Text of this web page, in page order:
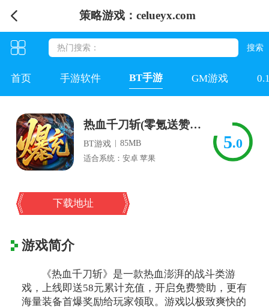
策略游戏：celueyx.com
首页 手游软件 BT手游 GM游戏
热血千刀斩(零氪送赞爆充)
BT游戏 |85MB
适合系统：安卓 苹果
5.0
下载地址
游戏简介
《热血千刀斩》是一款热血澎湃的战斗类游
戏，上线即送58元累计充值，开启免费赞助，更有
海量装备首爆奖励给玩家领取。游戏以极致爽快的